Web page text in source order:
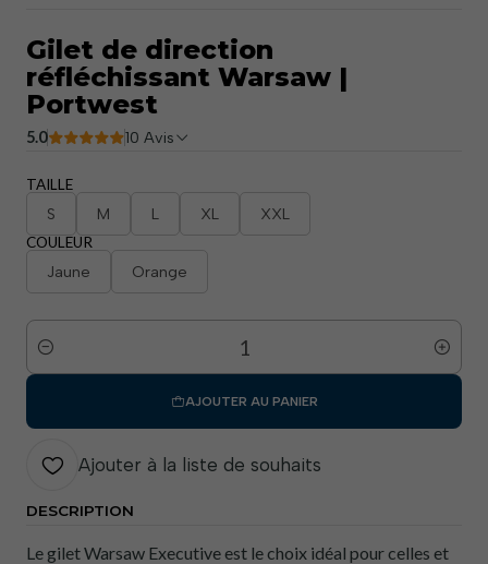
Gilet de direction
réfléchissant Warsaw |
Portwest
5.0 10 Avis
TAILLE
S M L XL XXL
COULEUR
Jaune Orange
Quantité
AJOUTER AU PANIER
Ajouter à la liste de souhaits
DESCRIPTION
Le gilet Warsaw Executive est le choix idéal pour celles et